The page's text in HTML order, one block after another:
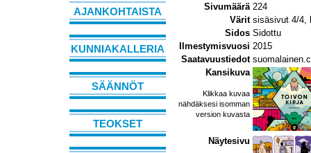
AJANKOHTAISTA
KUNNIAKALLERIA
SÄÄNNÖT
TEOKSET
Sivumäärä 224
Värit sisäsivut 4/4,
Sidos Sidottu
Ilmestymisvuosi 2015
Saatavuustiedot
Kansikuva
Klikkaa kuvaa
nähdäksesi isomman
version kuvasta
Näytesivu